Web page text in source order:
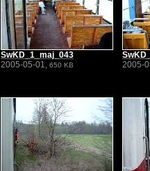
SwKD_1_maj_043
2005-05-01, 650 KB
2005-